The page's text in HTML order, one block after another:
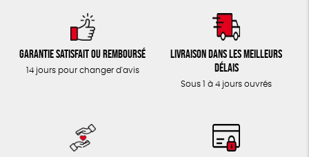
Garantie satisfait ou remboursé
14 jours pour changer d'avis
Livraison dans les meilleurs
délais
Sous 1 à 4 jours ouvrés